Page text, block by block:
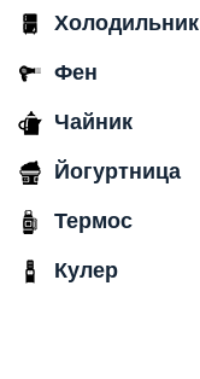
Холодильник
Фен
Чайник
Йогуртница
Термос
Кулер